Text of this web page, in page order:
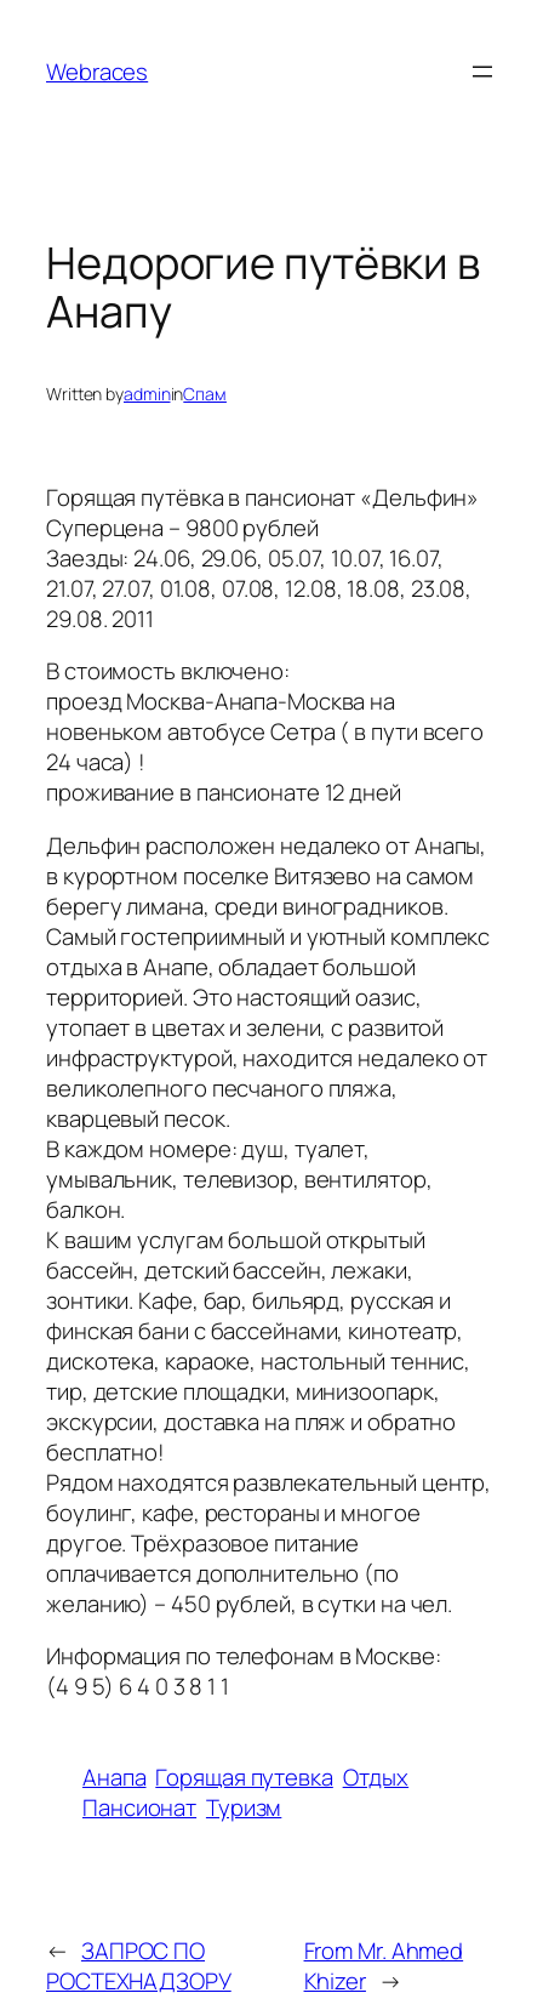
content
Webraces
Недорогие путёвки в
Анапу
Written byadmininСпам
Горящая путёвка в пансионат «Дельфин»
Суперцена – 9800 рублей
Заезды: 24.06, 29.06, 05.07, 10.07, 16.07,
21.07, 27.07, 01.08, 07.08, 12.08, 18.08, 23.08,
29.08. 2011
В стоимость включено:
проезд Москва-Анапа-Москва на
новеньком автобусе Сетра ( в пути всего
24 часа) !
проживание в пансионате 12 дней
Дельфин расположен недалеко от Анапы,
в курортном поселке Витязево на самом
берегу лимана, среди виноградников.
Самый гостеприимный и уютный комплекс
отдыха в Анапе, обладает большой
территорией. Это настоящий оазис,
утопает в цветах и зелени, с развитой
инфраструктурой, находится недалеко от
великолепного песчаного пляжа,
кварцевый песок.
В каждом номере: душ, туалет,
умывальник, телевизор, вентилятор,
балкон.
К вашим услугам большой открытый
бассейн, детский бассейн, лежаки,
зонтики. Кафе, бар, бильярд, русская и
финская бани с бассейнами, кинотеатр,
дискотека, караоке, настольный теннис,
тир, детские площадки, минизоопарк,
экскурсии, доставка на пляж и обратно
бесплатно!
Рядом находятся развлекательный центр,
боулинг, кафе, рестораны и многое
другое. Трёхразовое питание
оплачивается дополнительно (по
желанию) – 450 рублей, в сутки на чел.
Информация по телефонам в Москве:
(4 9 5) 6 4 0 3 8 1 1
Анапа Горящая путевка Отдых
Пансионат Туризм
← ЗАПРОС ПО
РOСТЕХНАДЗОРУ
From Mr. Ahmed
Khizer →